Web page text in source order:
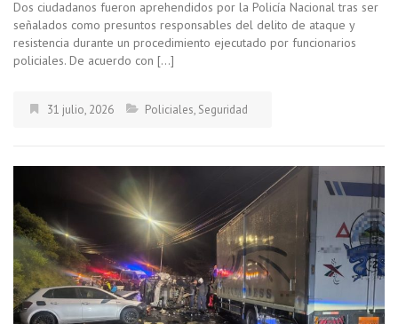
Dos ciudadanos fueron aprehendidos por la Policía Nacional tras ser
señalados como presuntos responsables del delito de ataque y
resistencia durante un procedimiento ejecutado por funcionarios
policiales. De acuerdo con […]
31 julio, 2026 Policiales, Seguridad